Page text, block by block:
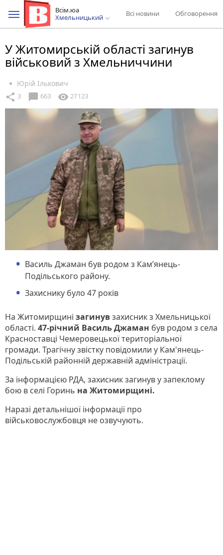
Всім.юа
Хмельницький
Всі новини Обговорення
У Житомирській області загинув
військовий з Хмельниччини
Юрій Ількович
share 3 chat_bubble 663 visibility 27123
Василь Джаман був родом з Кам’янець-
Подільського району.
Захиснику було 47 років
На Житомирщині загинувзахисник з Хмельницької
області. 47-річний Василь Джаман був родом з села
Красноставці Чемеровецької територіальної
громади. Трагічну звістку повідомили у Кам'янець-
Подільській районній державній адміністрації.
За інформацією РДА, захисник загинув у запеклому
бою в селі Горинь на Житомирщині.
Наразі детальнішої інформації про
військовослужбовця не озвучують.